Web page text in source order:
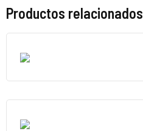
Productos relacionados